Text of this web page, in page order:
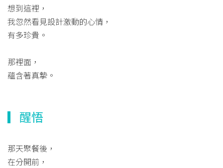
想到這裡，
我忽然看見設計激動的心情，
有多珍貴。
那裡面，
蘊含著真摯。
▎醒悟
那天聚餐後，
在分開前，